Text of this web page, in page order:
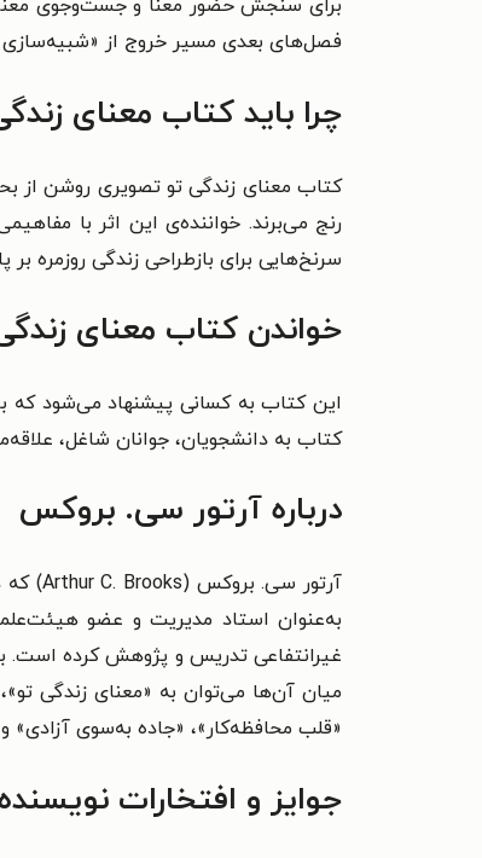
برای سنجش حضور معنا و جست‌وجوی معنا،
فصل‌های بعدی مسیر خروج از «شبیه‌سازی
چرا باید کتاب معنای
کتاب معنای زندگی تو تصویری روشن از
رنج می‌برند. خواننده‌ی این اثر با
سرنخ‌هایی برای بازطراحی زندگی روزمره
خواندن کتاب معنای
این کتاب به کسانی پیشنهاد می‌شود
کتاب به دانشجویان، جوانان شاغل،
درباره آرتور سی. بروکس
به‌عنوان استاد مدیریت و عضو
غیرانتفاعی تدریس و پژوهش کرده است.
میان آن‌ها می‌توان به «معنای زندگی
«قلب محافظه‌کار»، «جاده به‌سوی آزادی»
جوایز و افتخارات